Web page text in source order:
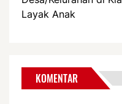
Layak Anak
KOMENTAR